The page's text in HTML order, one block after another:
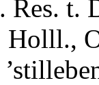
Res. t.
Holll.,